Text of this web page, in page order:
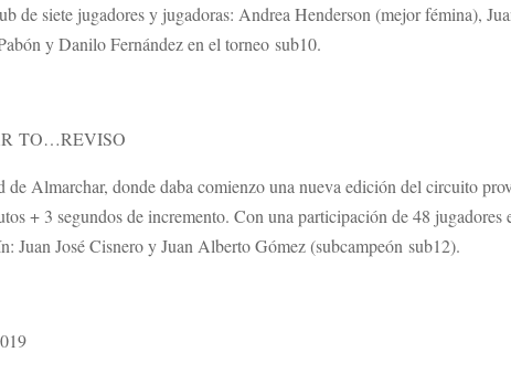
de siete jugadores y jugadoras: Andrea Henderson (mejor fémina),
y Danilo Fernández en el torneo sub10.
TO…REVISO
de Almarchar, donde daba comienzo una nueva edición del circuito
+ 3 segundos de incremento. Con una participación de 48
Juan José Cisnero y Juan Alberto Gómez (subcampeón sub12).